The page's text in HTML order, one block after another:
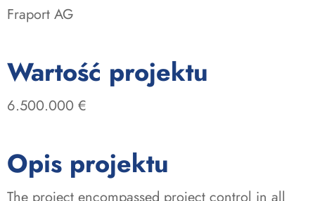
Fraport AG
Wartość projektu
6.500.000 €
Opis projektu